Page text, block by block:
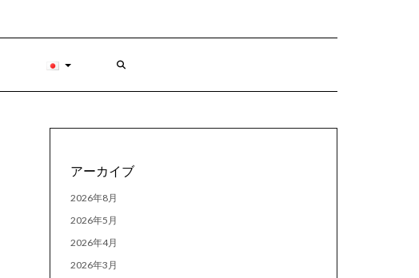
アーカイブ
2026年8月
2026年5月
2026年4月
2026年3月